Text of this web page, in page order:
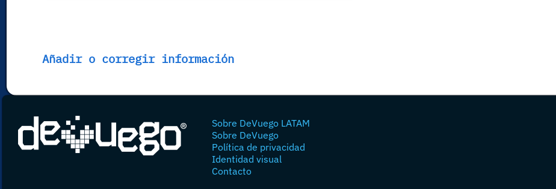
Añadir o corregir información
Sobre DeVuego LATAM
Sobre DeVuego
Política de privacidad
Identidad visual
Contacto